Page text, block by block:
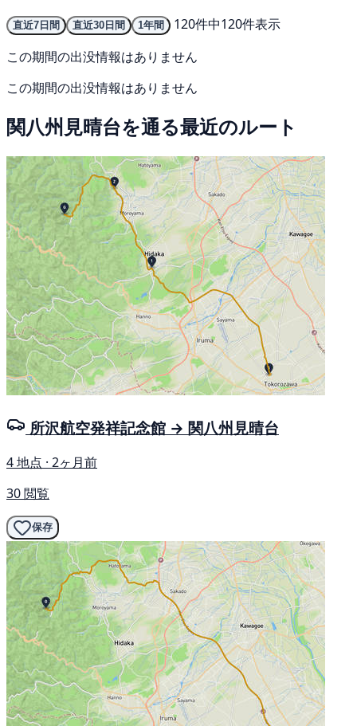
直近7日間 直近30日間 1年間
120件中120件表示
この期間の出没情報はありません
この期間の出没情報はありません
関八州見晴台を通る最近のルート
所沢航空発祥記念館 → 関八州見晴台
4 地点 · 2ヶ月前
30 閲覧
保存